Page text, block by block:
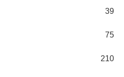
39
75
210